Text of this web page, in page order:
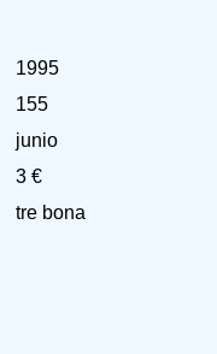
1995
155
junio
3 €
tre bona